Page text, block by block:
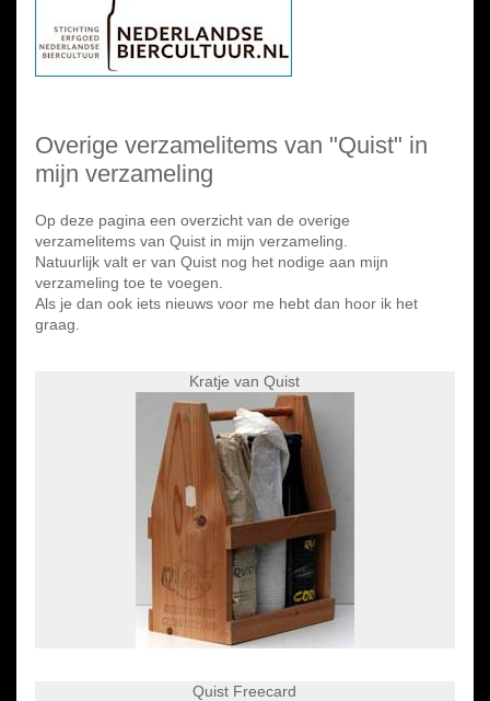
Overige verzamelitems van "Quist" in
mijn verzameling
Op deze pagina een overzicht van de overige
verzamelitems van Quist in mijn verzameling.
Natuurlijk valt er van Quist nog het nodige aan mijn
verzameling toe te voegen.
Als je dan ook iets nieuws voor me hebt dan hoor ik het
graag.
Kratje van Quist
Quist Freecard